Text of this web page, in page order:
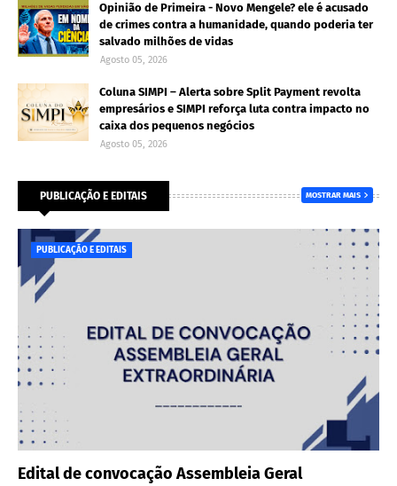
Opinião de Primeira - Novo Mengele? ele é acusado
de crimes contra a humanidade, quando poderia ter
salvado milhões de vidas
Agosto 05, 2026
Coluna SIMPI – Alerta sobre Split Payment revolta
empresários e SIMPI reforça luta contra impacto no
caixa dos pequenos negócios
Agosto 05, 2026
PUBLICAÇÃO E EDITAIS MOSTRAR MAIS
PUBLICAÇÃO E EDITAIS
Edital de convocação Assembleia Geral